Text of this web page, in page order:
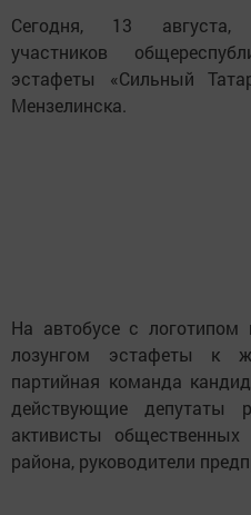
Сегодня, 13 августа,
участников
эстафеты «Сильный
Мензелинска.
На автобусе с логотипом
лозунгом эстафеты к
партийная команда
действующие депутаты
активисты общественных
района, руководители